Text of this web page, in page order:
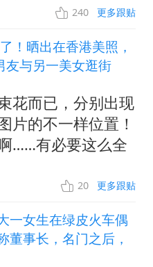
240 更多跟贴
！晒出在香港美照，
友与另一美女逛街
花而已，分别出现
片的不一样位置！
……有必要这么全
20 更多跟贴
一女生在绿皮火车偶
董事长，名门之后，